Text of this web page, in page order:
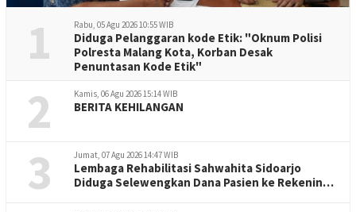
1 Rabu, 05 Agu 2026 10:55 WIB
Diduga Pelanggaran kode Etik: "Oknum Polisi
Polresta Malang Kota, Korban Desak
Penuntasan Kode Etik"
2 Kamis, 06 Agu 2026 15:14 WIB
BERITA KEHILANGAN
3 Jumat, 07 Agu 2026 14:47 WIB
Lembaga Rehabilitasi Sahwahita Sidoarjo
Diduga Selewengkan Dana Pasien ke Rekening